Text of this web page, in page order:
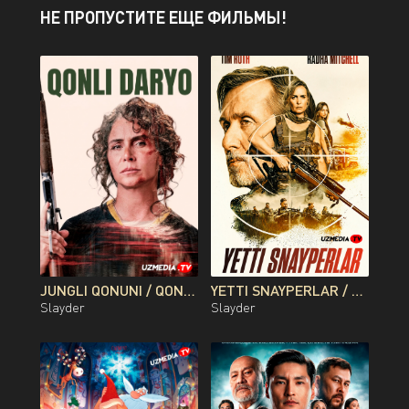
НЕ ПРОПУСТИТЕ ЕЩЕ ФИЛЬМЫ!
JUNGLI QONUNI / QONLI DARYO / QON DARYOSI BRAZILIYA FILMI UZBEK TILIDA O'ZBEKCHA 2026 TARJIMA KINO FULL HD TAS-IX SKACHAT
Slayder
YETTI SNAYPERLAR / 7 SNAYPER PREMYERA AVSTRALIYA FILMI UZBEK TILIDA O'ZBEKCHA 2026 TARJIMA KINO FULL HD TAS-IX SKACHAT
Slayder